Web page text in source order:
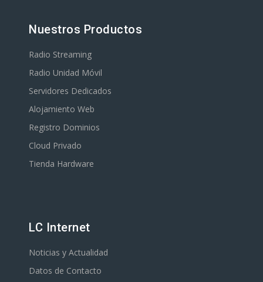
Nuestros Productos
Radio Streaming
Radio Unidad Móvil
Servidores Dedicados
Alojamiento Web
Registro Dominios
Cloud Privado
Tienda Hardware
LC Internet
Noticias y Actualidad
Datos de Contacto